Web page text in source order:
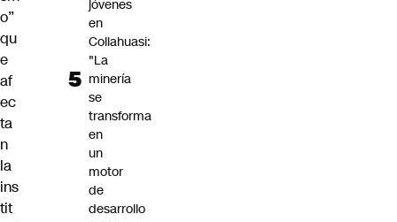
o”
qu
e
af
ec
ta
n
la
ins
tit
jóvenes
en
Collahuasi:
"La
minería
se
transforma
en
un
motor
de
desarrollo